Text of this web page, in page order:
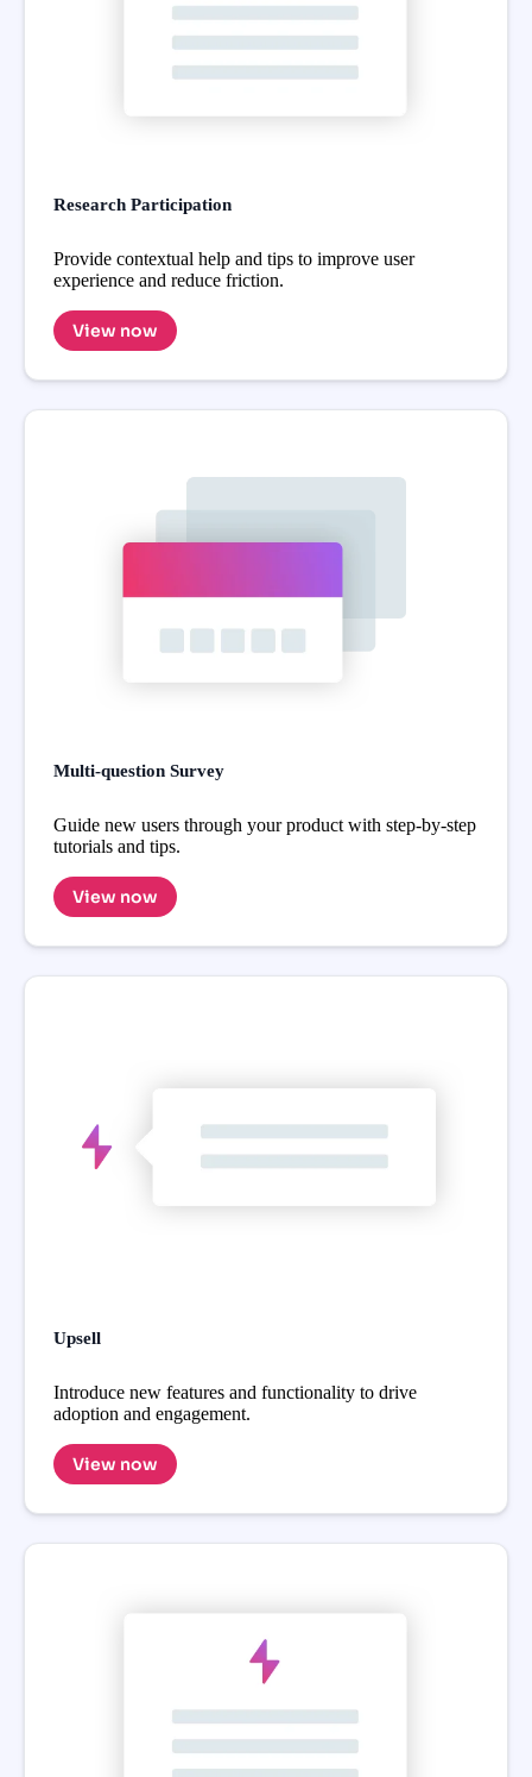
Research Participation
Provide contextual help and tips to improve user
experience and reduce friction.
View now
Multi-question Survey
Guide new users through your product with step-by-step
tutorials and tips.
View now
Upsell
Introduce new features and functionality to drive
adoption and engagement.
View now